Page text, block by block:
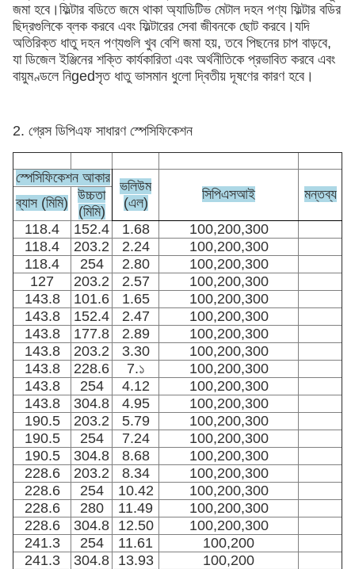
জমা হবে।ফিল্টার বডিতে জমে থাকা অ্যাডিটিভ মেটাল দহন পণ্য ফিল্টার বডির
ছিদ্রগুলিকে ব্লক করবে এবং ফিল্টারের সেবা জীবনকে ছোট করবে।যদি
অতিরিক্ত ধাতু দহন পণ্যগুলি খুব বেশি জমা হয়, তবে পিছনের চাপ বাড়বে,
যা ডিজেল ইঞ্জিনের শক্তি কার্যকারিতা এবং অর্থনীতিকে প্রভাবিত করবে এবং
বায়ুমণ্ডলে নিgedসৃত ধাতু ভাসমান ধুলো দ্বিতীয় দূষণের কারণ হবে।
2. গ্রেস ডিপিএফ সাধারণ স্পেসিফিকেশন
স্পেসিফিকেশন আকার
ভলিউম
(এল)
সিপিএসআই মন্তব্য
ব্যাস (মিমি)
উচ্চতা
(মিমি)
118.4
152.4 1.68
100,200,300
118.4
203.2 2.24
100,200,300
118.4
254 2.80
100,200,300
127
203.2 2.57
100,200,300
143.8
101.6 1.65
100,200,300
143.8
152.4 2.47
100,200,300
143.8
177.8 2.89
100,200,300
143.8
203.2 3.30
100,200,300
143.8
228.6 7.১
100,200,300
143.8
254 4.12
100,200,300
143.8
304.8 4.95
100,200,300
190.5
203.2 5.79
100,200,300
190.5
254 7.24
100,200,300
190.5
304.8 8.68
100,200,300
228.6
203.2 8.34
100,200,300
228.6
254 10.42
100,200,300
228.6
280 11.49
100,200,300
228.6
304.8 12.50
100,200,300
241.3
254 11.61
100,200
241.3
304.8 13.93
100,200